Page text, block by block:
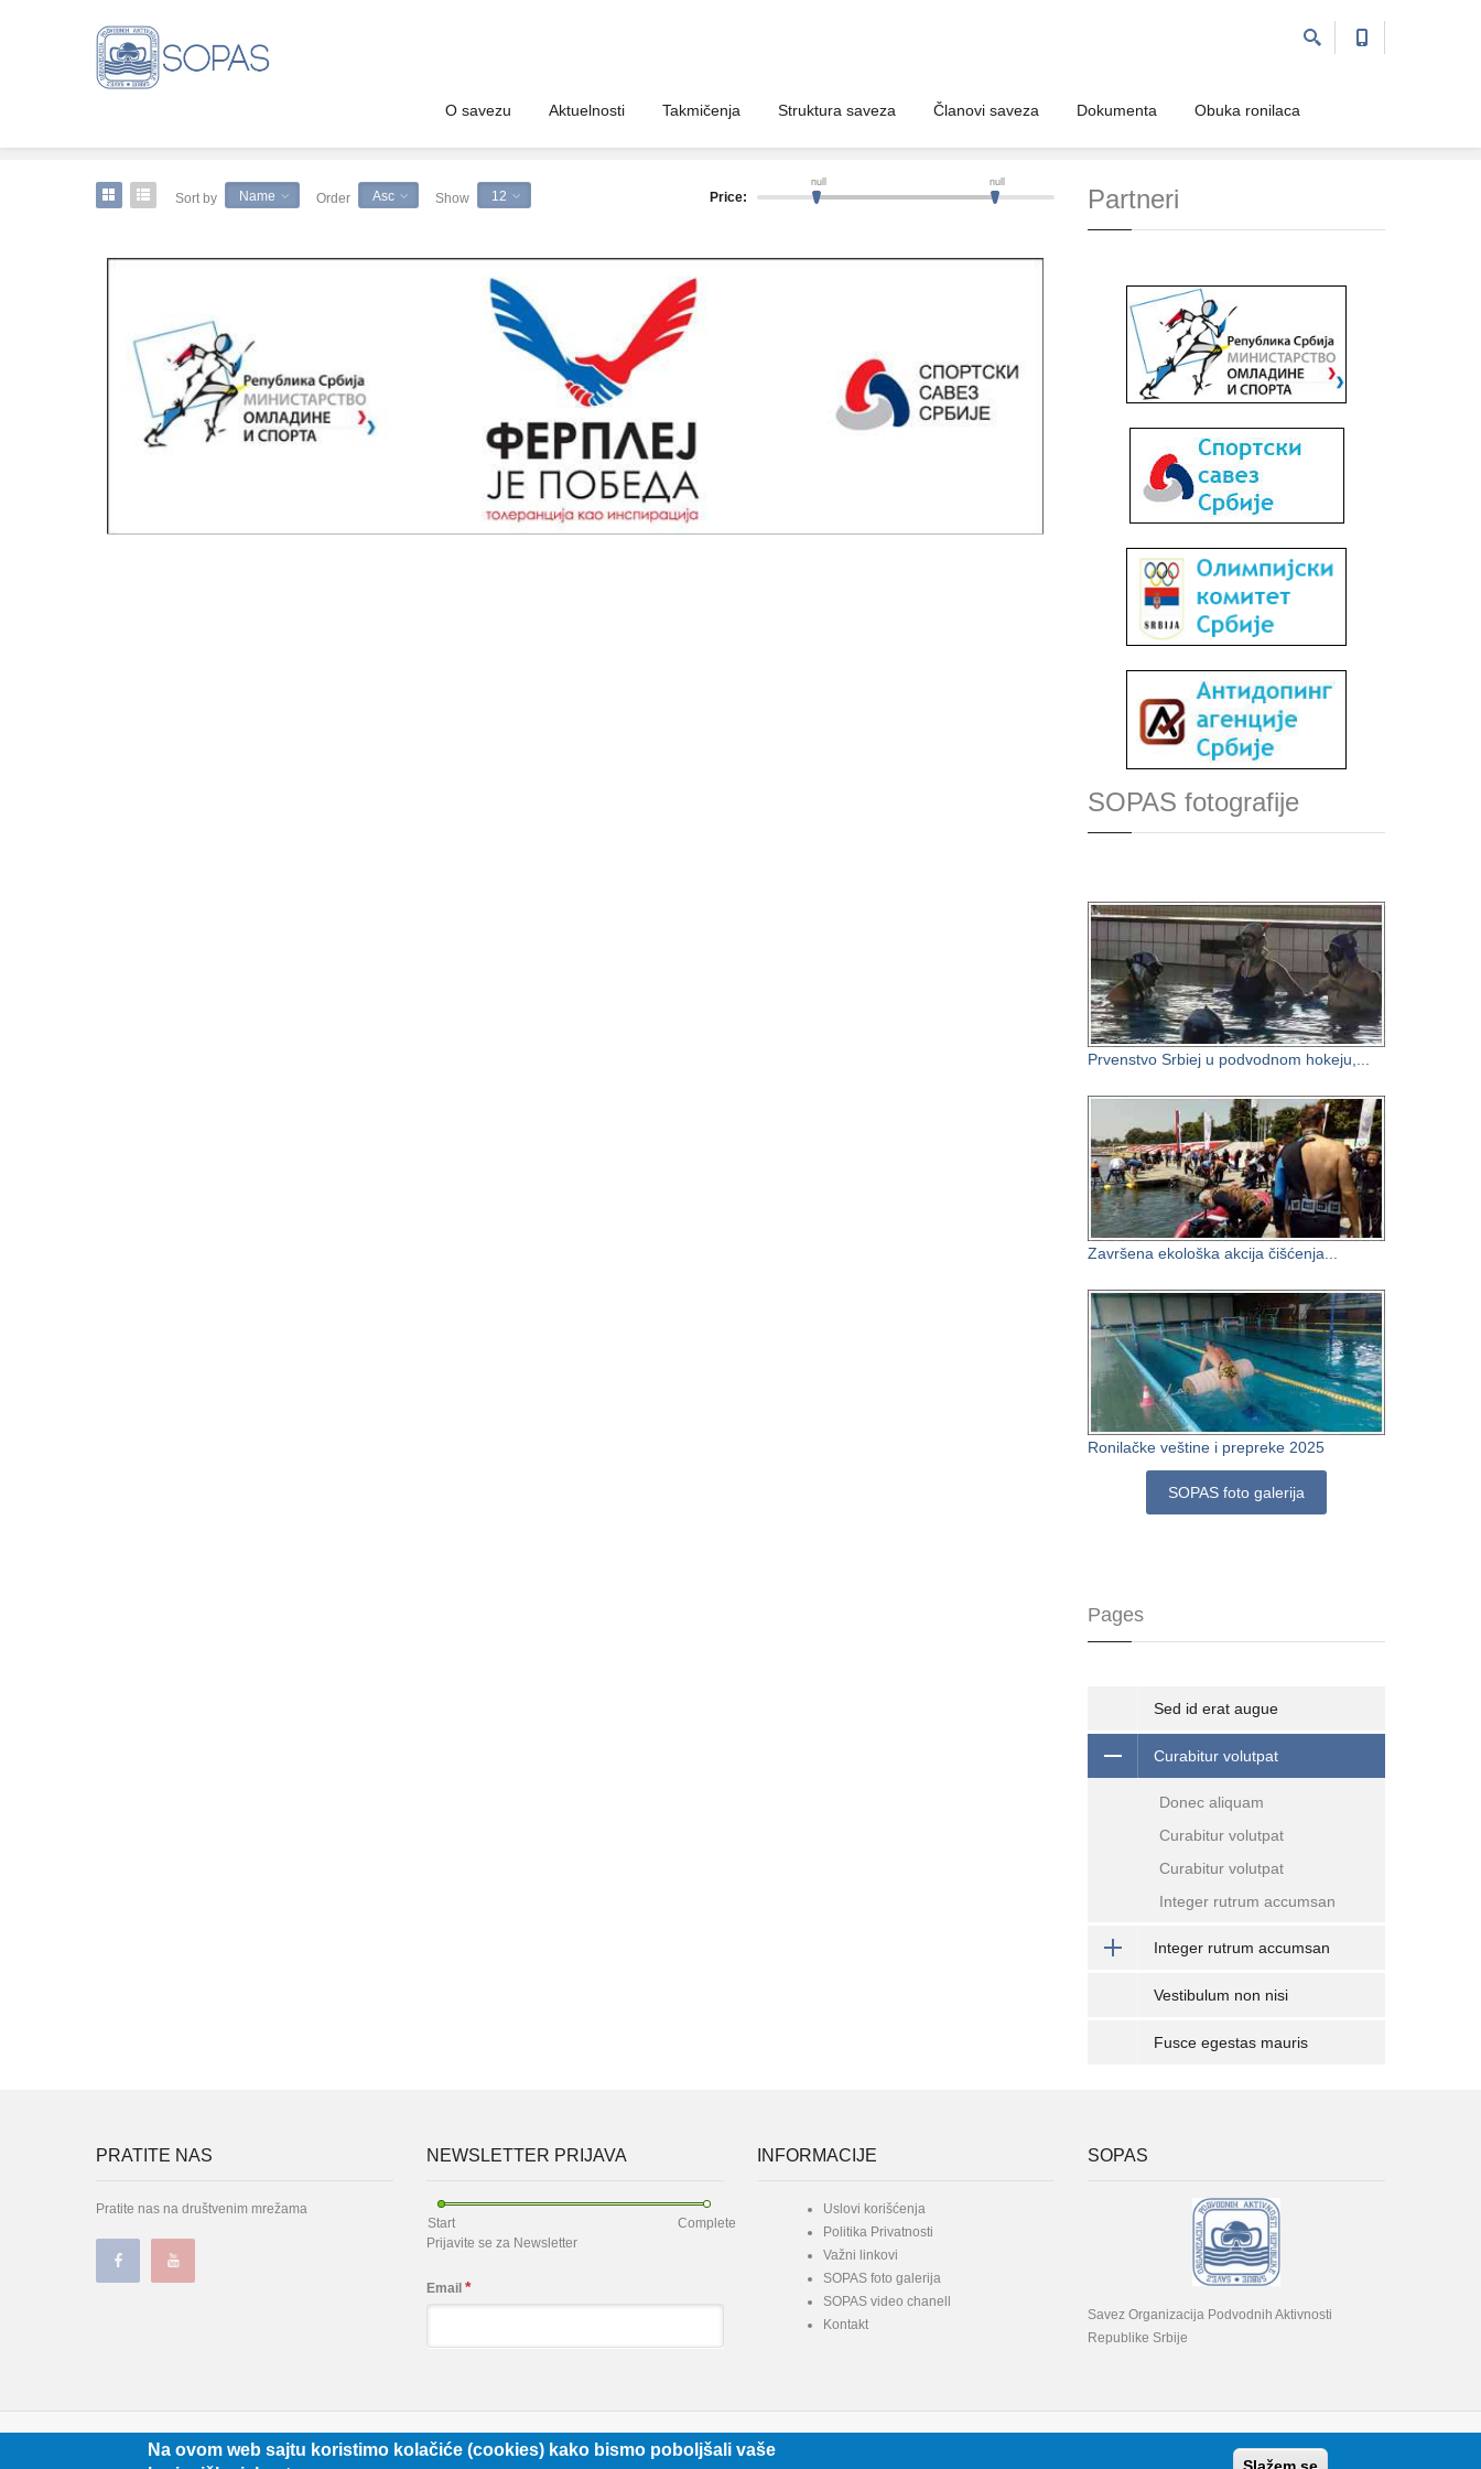
O savezu Aktuelnosti Takmičenja Struktura saveza Članovi saveza Dokumenta Obuka ronilaca
Sort by Name Order Asc Show 12 Price:
null null
Partneri
SOPAS fotografije
Prvenstvo Srbiej u podvodnom hokeju,...
Završena ekološka akcija čišćenja...
Ronilačke veštine i prepreke 2025
SOPAS foto galerija
Pages
Sed id erat augue
Curabitur volutpat
Donec aliquam
Curabitur volutpat
Curabitur volutpat
Integer rutrum accumsan
Integer rutrum accumsan
Vestibulum non nisi
Fusce egestas mauris
PRATITE NAS
Pratite nas na društvenim mrežama
NEWSLETTER PRIJAVA
Start
Complete
Prijavite se za Newsletter
Email *
INFORMACIJE
Uslovi korišćenja
Politika Privatnosti
Važni linkovi
SOPAS foto galerija
SOPAS video chanell
Kontakt
SOPAS
Savez Organizacija Podvodnih Aktivnosti
Republike Srbije
+381 11 322 22 32
Na ovom web sajtu koristimo kolačiće (cookies) kako bismo poboljšali vaše